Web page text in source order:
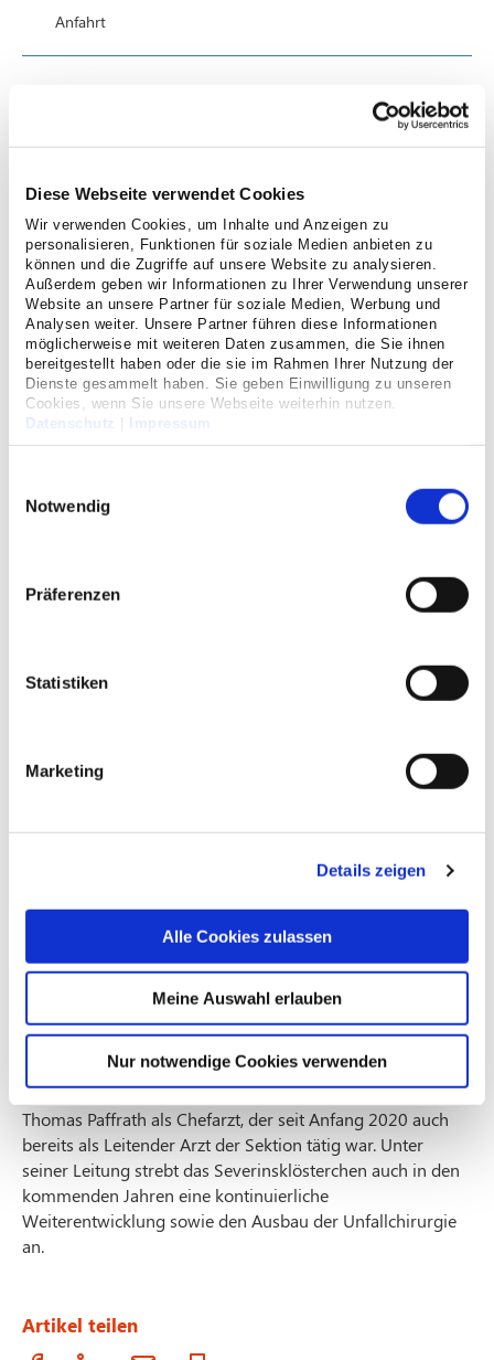
Diese Webseite verwendet Cookies
Wir verwenden Cookies, um Inhalte und Anzeigen zu
personalisieren, Funktionen für soziale Medien anbieten zu
können und die Zugriffe auf unsere Website zu analysieren.
Außerdem geben wir Informationen zu Ihrer Verwendung unserer
Website an unsere Partner für soziale Medien, Werbung und
Analysen weiter. Unsere Partner führen diese Informationen
möglicherweise mit weiteren Daten zusammen, die Sie ihnen
bereitgestellt haben oder die sie im Rahmen Ihrer Nutzung der
Dienste gesammelt haben. Sie geben Einwilligung zu unseren
Cookies, wenn Sie unsere Webseite weiterhin nutzen.
Datenschutz
Impressum
Notwendig
Präferenzen
Statistiken
Marketing
Details zeigen
Alle Cookies zulassen
Meine Auswahl erlauben
Nur notwendige Cookies verwenden
Anfahrt
Unfallchirurgie wird eigene
Abteilung
Bereits seit vielen Jahrzehnten ist sie ein fester und
Severinsklösterchens: die Unfallchirurgie. Innerhalb
der Klinik für Allgemein-, Visceral-, Thorax- und
zehn Jahren kontinuierlich weiterentwickeln. Seit
dem 1. April wird die Sektion nun als eigenständige
Die Leitung der Unfallchirurgie übernimmt Dr. med.
Thomas Paffrath als Chefarzt, der seit Anfang 2020 auch
bereits als Leitender Arzt der Sektion tätig war. Unter
seiner Leitung strebt das Severinsklösterchen auch in den
kommenden Jahren eine kontinuierliche
Weiterentwicklung sowie den Ausbau der Unfallchirurgie
an.
Artikel teilen